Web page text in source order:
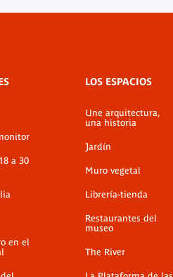
a 30
en el
LOS ESPACIOS
Une arquitectura,
una historia
Jardín
Muro vegetal
Librería-tienda
Restaurantes del
museo
The River